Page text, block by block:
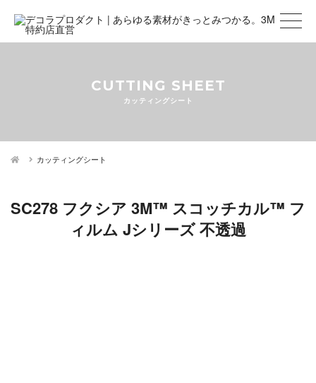
CUTTING SHEET
カッティングシート
カッティングシート
SC278 フクシア 3M™ スコッチカル™ フ
ィルム Jシリーズ 不透過